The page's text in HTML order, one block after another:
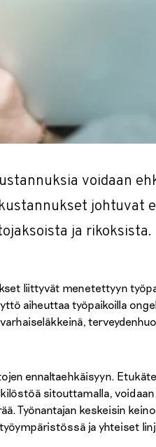
voidaan
johtuvat
ja rikoksista.
liittyvät menetettyyn
aiheuttaa työpaikoilla
ennaltaehkäisyyn.
sitouttamalla,
Työnantajan keskeisin
ja yhteiset